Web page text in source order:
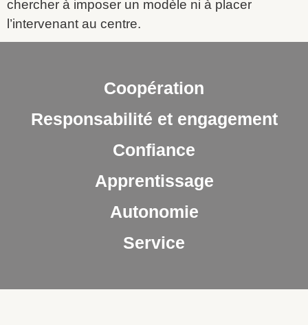
chercher à imposer un modèle ni à placer
l’intervenant au centre.
Coopération
Responsabilité et engagement
Confiance
Apprentissage
Autonomie
Service